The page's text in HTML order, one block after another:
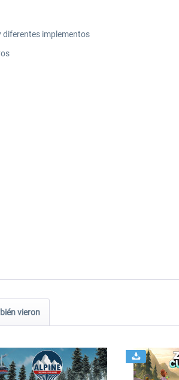
diferentes implementos
vieron